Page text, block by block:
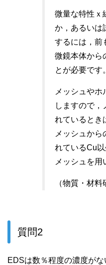
微量な特性ｘ
か，あるいは
するには，前
微鏡本体から
とが必要です。
メッシュや
しますので，
れているとき
メッシュか
れているCu
メッシュを用
（物質・材
質問2
EDSは数％程度の濃度が